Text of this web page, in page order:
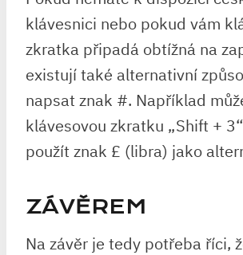
klávesnici nebo pokud vám
zkratka připadá obtížná na
existují také alternativní
napsat znak #. Například
klávesovou zkratku „Shift +
použít znak £ (libra) jako
ZÁVĚREM
Na závěr je tedy potřeba říci,